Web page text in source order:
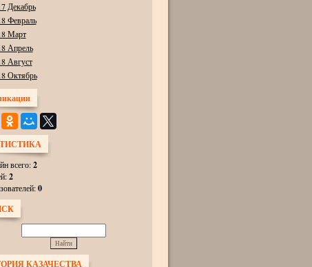
Декабрь
Февраль
Март
Апрель
Август
Октябрь
всего:2
2
0
КАЗАЧЕСТВА